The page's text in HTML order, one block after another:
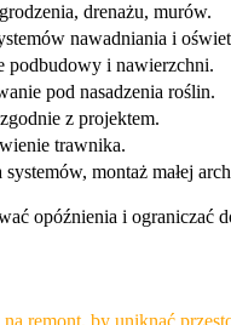
drenażu, murów.
nawadniania i
podbudowy i nawierzchni.
pod nasadzenia roślin.
z projektem.
trawnika.
systemów, montaż małej
opóźnienia i ograniczać